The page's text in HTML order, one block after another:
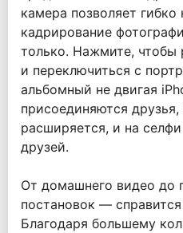
камера позволяет гибко
кадрирование
только. Нажмите, чтобы
и переключиться с
альбомный не двигая
присоединяются друзья,
расширяется, и на
друзей.
От домашнего видео до
постановок —
Благодаря большему